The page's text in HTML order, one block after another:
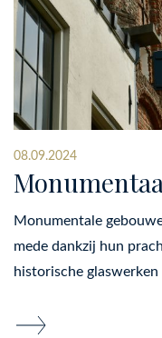
08.09.2024
Monumentale
mede dankzij hun
historische